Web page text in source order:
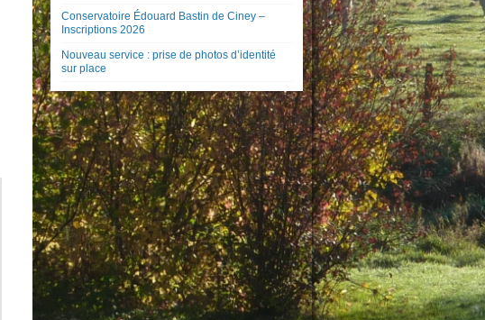
Conservatoire Édouard Bastin de Ciney –
Inscriptions 2026
Nouveau service : prise de photos d’identité
sur place